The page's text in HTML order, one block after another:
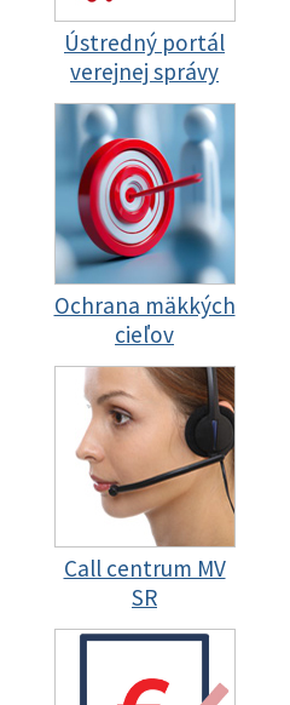
Ústredný portál
verejnej správy
Ochrana mäkkých
cieľov
Call centrum MV
SR